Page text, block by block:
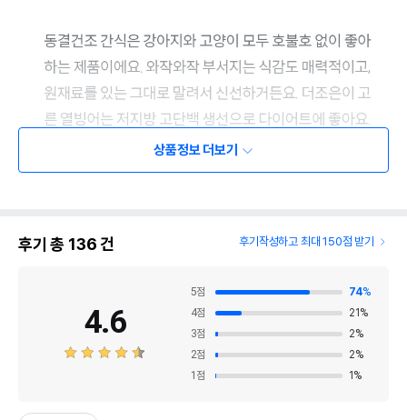
상품정보 더보기
후기 총 136건 후기작성하고 최대 150점 받기
4.6
5점 74%
4점 21 %
3점 2%
2점 2%
1 점 1 %